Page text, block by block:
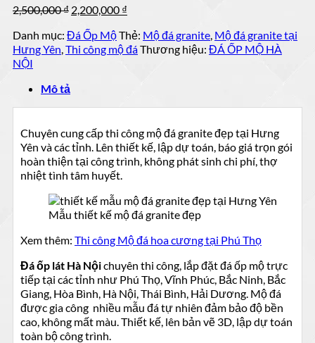
2,500,000₫ Giá
là:
2,500,000 ₫.
2,200,000 ₫
tại
là:
Danh mục: Đá Ốp MộThẻ: Mộ đá granite, Mộ đá granite tại
Hưng Yên,Thi công mộ đáThương hiệu: ĐÁ ỐP MỘ HÀ
NỘI
Mô tả
Chuyên cung cấp thi công mộ đá granite đẹp tại Hưng
Yên và các tỉnh. Lên thiết kế, lập dự toán, báo giá trọn gói
hoàn thiện tại công trình, không phát sinh chi phí, thợ
nhiệt tình tâm huyết.
Mẫu thiết kế mộ đá granite đẹp
Xem thêm: Thi công Mộ đá hoa cương tại Phú Thọ
Đá ốp lát Hà Nộichuyên thi công, lắp đặt đá ốp mộ trực
tiếp tại các tỉnh như Phú Thọ, Vĩnh Phúc, Bắc Ninh, Bắc
Giang, Hòa Bình, Hà Nội, Thái Bình, Hải Dương. Mộ đá
được gia công nhiều mẫu đá tự nhiên đảm bảo độ bền
cao, không mất màu. Thiết kế, lên bản vẽ 3D, lập dự toán
toàn bộ công trình.